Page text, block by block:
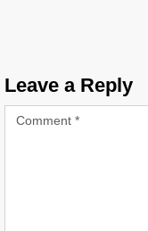
Leave a Reply